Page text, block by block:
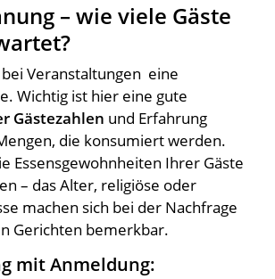
– wie viele Gäste
bei Veranstaltungen eine
Wichtig ist hier eine gute
Gästezahlen und Erfahrung
die konsumiert werden.
Essensgewohnheiten Ihrer Gäste
– das Alter, religiöse oder
machen sich bei der Nachfrage
Gerichten bemerkbar.
mit Anmeldung: